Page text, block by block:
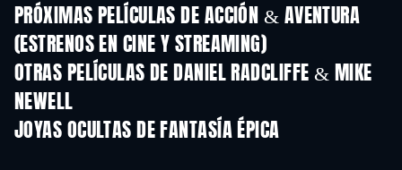
PRÓXIMAS PELÍCULAS DE ACCIÓN & AVENTURA
(ESTRENOS EN CINE Y STREAMING)
OTRAS PELÍCULAS DE DANIEL RADCLIFFE & MIKE
NEWELL
JOYAS OCULTAS DE FANTASÍA ÉPICA